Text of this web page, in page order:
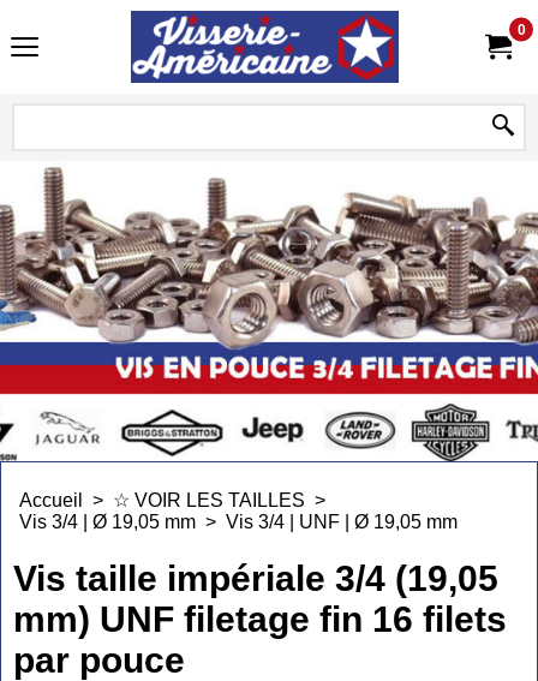
0
Accueil > ☆ VOIR LES TAILLES >
Vis 3/4 | Ø 19,05 mm > Vis 3/4 | UNF | Ø 19,05 mm
Vis taille impériale 3/4 (19,05
mm) UNF filetage fin 16 filets
par pouce